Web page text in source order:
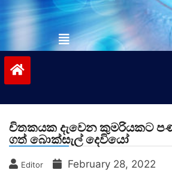
චිතකයක දැවෙන කුමරියකට
ගත් බොක්සැල් දෙවියෝ
Editor February 28, 2022